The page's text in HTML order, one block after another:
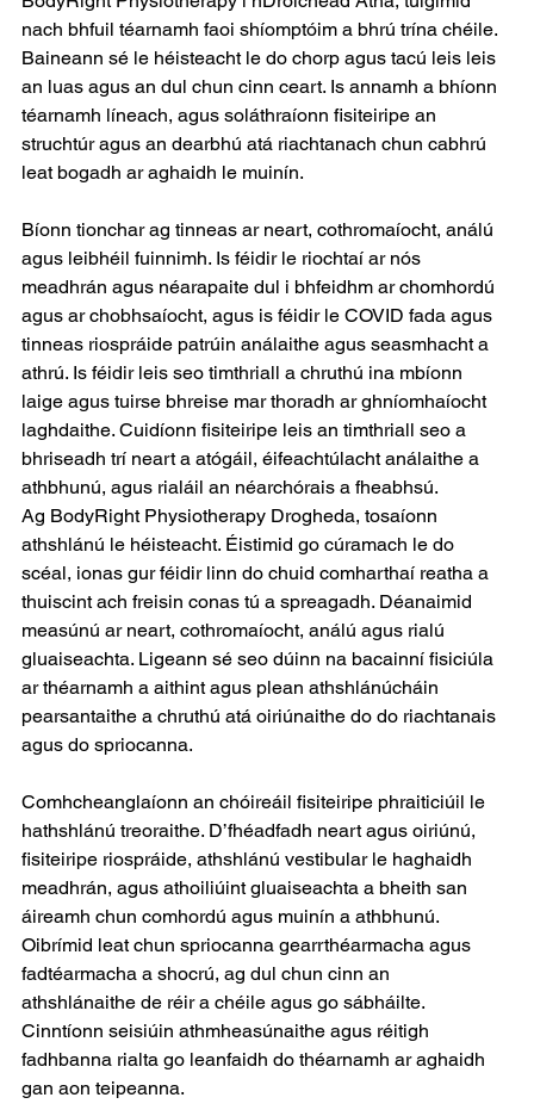
nach bhfuil téarnamh faoi shíomptóim a bhrú trína chéile.
Baineann sé le héisteacht le do chorp agus tacú leis leis
an luas agus an dul chun cinn ceart. Is annamh a bhíonn
téarnamh líneach, agus soláthraíonn fisiteiripe an
struchtúr agus an dearbhú atá riachtanach chun cabhrú
leat bogadh ar aghaidh le muinín.
Bíonn tionchar ag tinneas ar neart, cothromaíocht, análú
agus leibhéil fuinnimh. Is féidir le riochtaí ar nós
meadhrán agus néarapaite dul i bhfeidhm ar chomhordú
agus ar chobhsaíocht, agus is féidir le COVID fada agus
tinneas riospráide patrúin análaithe agus seasmhacht a
athrú. Is féidir leis seo timthriall a chruthú ina mbíonn
laige agus tuirse bhreise mar thoradh ar ghníomhaíocht
laghdaithe. Cuidíonn fisiteiripe leis an timthriall seo a
bhriseadh trí neart a atógáil, éifeachtúlacht análaithe a
athbhunú, agus rialáil an néarchórais a fheabhsú.
Ag BodyRight Physiotherapy Drogheda, tosaíonn
athshlánú le héisteacht. Éistimid go cúramach le do
scéal, ionas gur féidir linn do chuid comharthaí reatha a
thuiscint ach freisin conas tú a spreagadh. Déanaimid
measúnú ar neart, cothromaíocht, análú agus rialú
gluaiseachta. Ligeann sé seo dúinn na bacainní fisiciúla
ar théarnamh a aithint agus plean athshlánúcháin
pearsantaithe a chruthú atá oiriúnaithe do do riachtanais
agus do spriocanna.
Comhcheanglaíonn an chóireáil fisiteiripe phraiticiúil le
hathshlánú treoraithe. D’fhéadfadh neart agus oiriúnú,
fisiteiripe riospráide, athshlánú vestibular le haghaidh
meadhrán, agus athoiliúint gluaiseachta a bheith san
áireamh chun comhordú agus muinín a athbhunú.
Oibrímid leat chun spriocanna gearrthéarmacha agus
fadtéarmacha a shocrú, ag dul chun cinn an
athshlánaithe de réir a chéile agus go sábháilte.
Cinntíonn seisiúin athmheasúnaithe agus réitigh
fadhbanna rialta go leanfaidh do théarnamh ar aghaidh
gan aon teipeanna.